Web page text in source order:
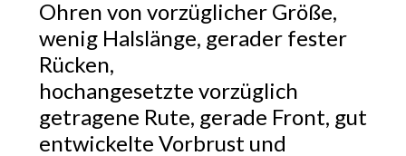
Ohren von vorzüglicher Größe,
wenig Halslänge, gerader fester
Rücken,
hochangesetzte vorzüglich
getragene Rute, gerade Front, gut
entwickelte Vorbrust und